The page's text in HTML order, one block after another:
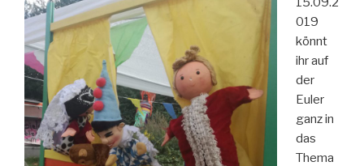
019
könnt
ihr auf
der
Euler
ganz in
das
Thema